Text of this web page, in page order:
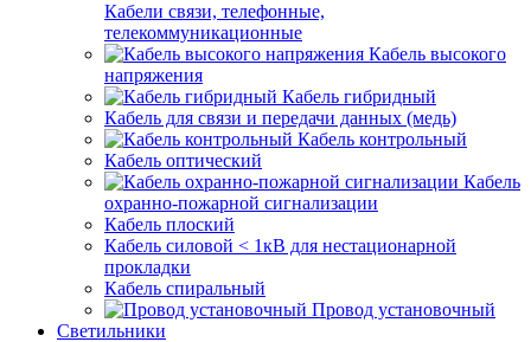
Кабели связи, телефонные,
телекоммуникационные
Кабель высокого
напряжения
Кабель гибридный
Кабель для связи и передачи данных (медь)
Кабель контрольный
Кабель оптический
Кабель
охранно-пожарной сигнализации
Кабель плоский
Кабель силовой < 1кВ для нестационарной
прокладки
Кабель спиральный
Провод установочный
Светильники